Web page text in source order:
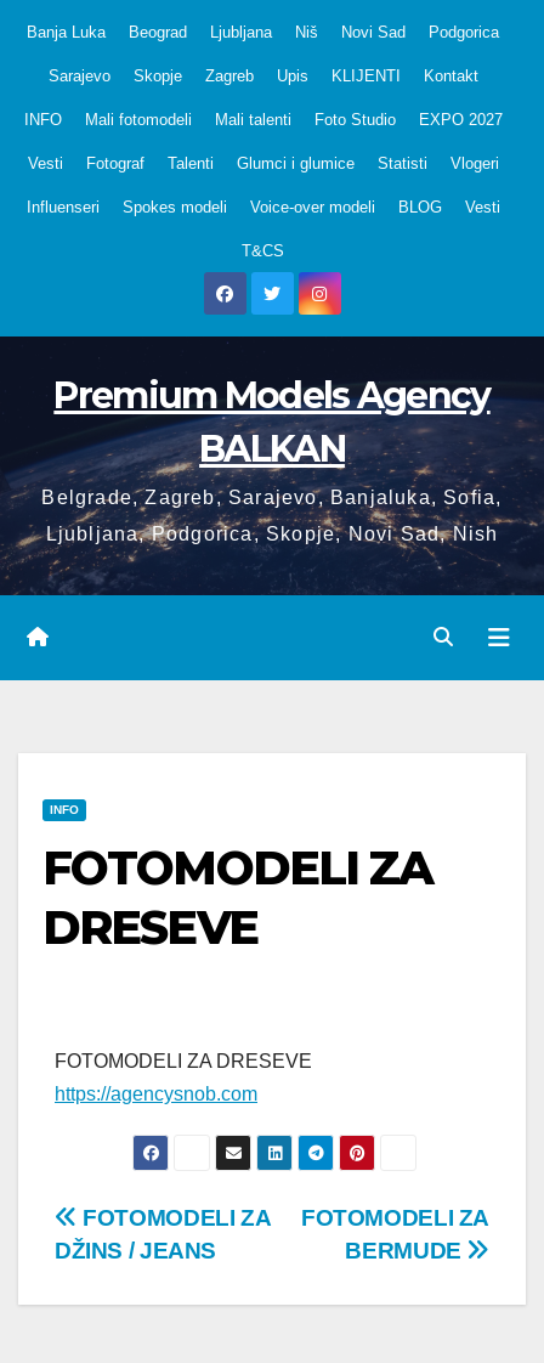
Banja Luka Beograd Ljubljana Niš Novi Sad Podgorica
Sarajevo Skopje Zagreb Upis KLIJENTI Kontakt
INFO Mali fotomodeli Mali talenti Foto Studio EXPO 2027
Vesti Fotograf Talenti Glumci i glumice Statisti Vlogeri
Influenseri Spokes modeli Voice-over modeli BLOG Vesti
T&CS
Premium Models Agency
BALKAN
Belgrade, Zagreb, Sarajevo, Banjaluka, Sofia,
Ljubljana, Podgorica, Skopje, Novi Sad, Nish
INFO
FOTOMODELI ZA
DRESEVE
FOTOMODELI ZA DRESEVE
https://agencysnob.com
Post
FOTOMODELI ZA
BERMUDE
FOTOMODELI ZA
DŽINS / JEANS